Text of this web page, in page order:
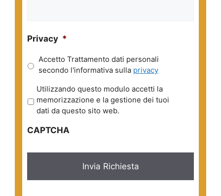
Privacy *
Accetto Trattamento dati personali
secondo l'informativa sulla privacy
r
a
y
Utilizzando questo modulo accetti la
memorizzazione e la gestione dei tuoi
dati da questo sito web.
CAPTCHA